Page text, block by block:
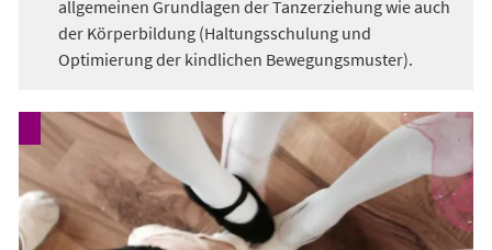
allgemeinen Grundlagen der Tanzerziehung wie auch
der Körperbildung (Haltungsschulung und
Optimierung der kindlichen Bewegungsmuster).